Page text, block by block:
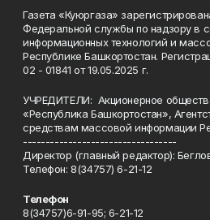
Газета «Куюргаза»
Федеральной службы по надзору в
информационных технологий и
Республике Башкортостан.
02 - 01841 от 19.05.2025 г.
УЧРЕДИТЕЛИ: Акционерное
«Республика Башкортостан»,
средствам массовой информации
----------------------------------
Директор (главный редактор):
Телефон: 8(34757) 6-21-12
Телефон
8(34757)6-91-95; 6-21-12